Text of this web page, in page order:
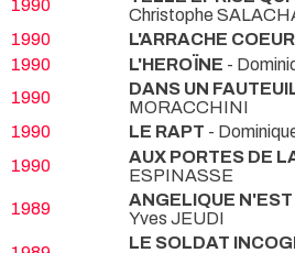
1990
Christophe
1990
L'ARRACHE COEUR
1990
L'HEROÏNE -
1990
DANS UN
MORACCHINI
1990
LE RAPT -
1990
AUX PORTES DE
ESPINASSE
1989
ANGELIQUE
Yves JEUDI
LE SOLDAT